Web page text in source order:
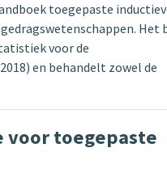
toegepaste
Het
voor de
en behandelt zowel de
voor toegepaste